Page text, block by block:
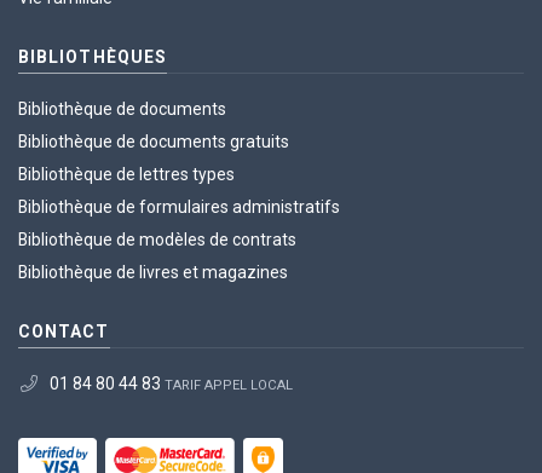
BIBLIOTHÈQUES
Bibliothèque de documents
Bibliothèque de documents gratuits
Bibliothèque de lettres types
Bibliothèque de formulaires administratifs
Bibliothèque de modèles de contrats
Bibliothèque de livres et magazines
CONTACT
01 84 80 44 83 TARIF APPEL LOCAL